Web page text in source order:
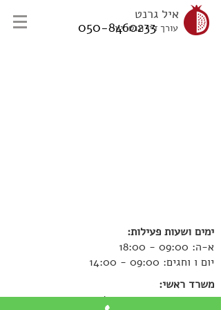
050-8460233
איל גרנט
עורך דין ונוטריון
ימים ושעות פעילות:
א-ה: 09:00 - 18:00
יום ו וחגים: 09:00 - 14:00
משרד ראשי:
חייקה גרוסמן 15 ראשון לציון